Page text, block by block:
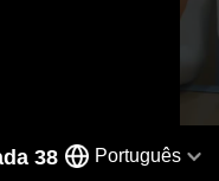
38 Português